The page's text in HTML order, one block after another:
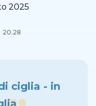
2025
20.28
ciglia - in